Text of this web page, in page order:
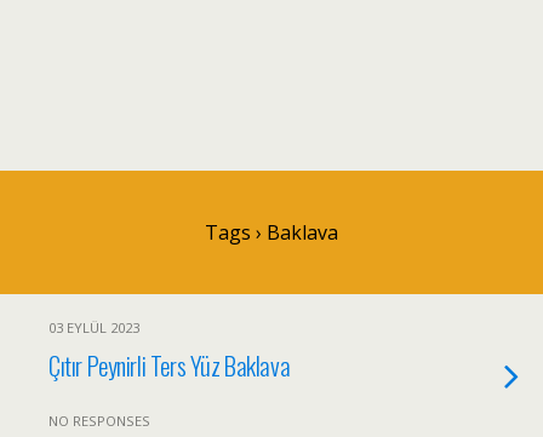
Tags › Baklava
03 EYLÜL 2023
Çıtır Peynirli Ters Yüz Baklava
NO RESPONSES